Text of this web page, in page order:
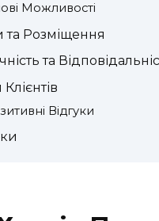
Можливості
Розміщення
та
Відгуки